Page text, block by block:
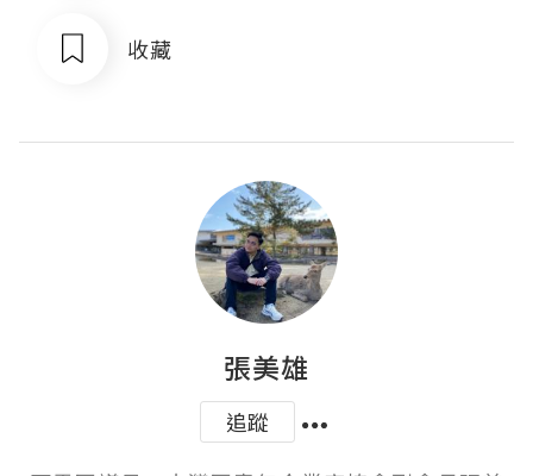
收藏
張美雄
追蹤